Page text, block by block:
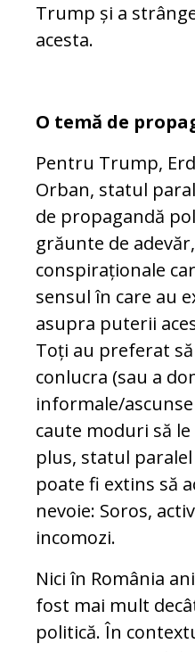
Trump și a
acesta.
O temă de
Pentru Trump,
Orban, statul
de propagandă
grăunte de
conspiraționale
sensul în care au
asupra puterii
Toți au preferat
conlucra (sau a
informale/
caute moduri să
plus, statul
poate fi extins să
nevoie: Soros,
incomozi.
Nici în România
fost mai mult
politică. În